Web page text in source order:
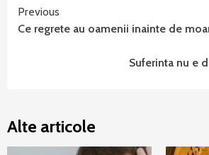
Continue
Reading
Previous
Ce regrete au oamenii inainte de
Suferinta nu e
Alte articole